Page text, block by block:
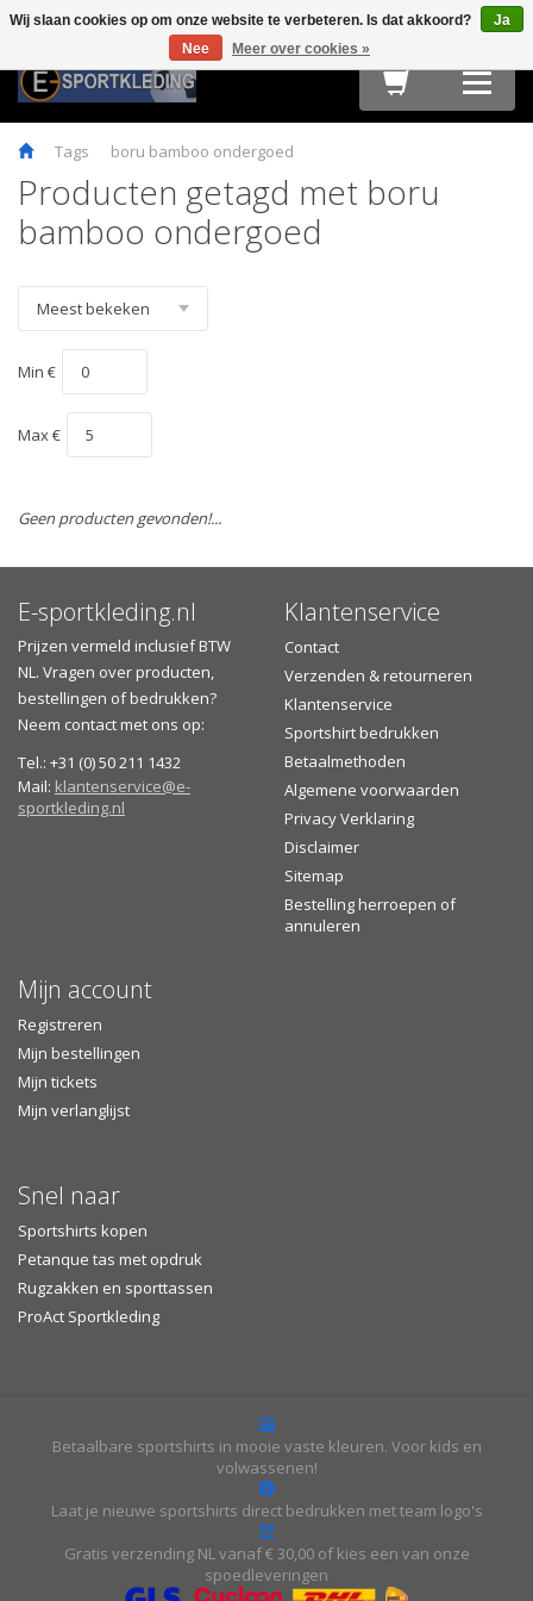
Terug
HARDLOOPKLEDING
Terug
TEAMWEAR
Terug
FIETSKLEDING
Terug
FITNESS
Terug
OUTDOOR
Terug
ACCESSOIRES
Terug
E-SPORT & GAMING
Terug
OBSTACLE RUN & BOOTCAMP
Terug
MAATTABELLEN
Tags boru bamboo ondergoed
Producten getagd met boru
bamboo ondergoed
Min €
Max €
Geen producten gevonden!...
E-sportkleding.nl
Prijzen vermeld inclusief BTW
NL. Vragen over producten,
bestellingen of bedrukken?
Neem contact met ons op:
Tel.: +31 (0) 50 211 1432
Mail: klantenservice@e-
sportkleding.nl
Klantenservice
Contact
Verzenden & retourneren
Klantenservice
Sportshirt bedrukken
Betaalmethoden
Algemene voorwaarden
Privacy Verklaring
Disclaimer
Sitemap
Bestelling herroepen of
annuleren
Mijn account
Registreren
Mijn bestellingen
Mijn tickets
Mijn verlanglijst
Snel naar
Sportshirts kopen
Petanque tas met opdruk
Rugzakken en sporttassen
ProAct Sportkleding
Betaalbare sportshirts in mooie vaste kleuren. Voor kids en
volwassenen!
Laat je nieuwe sportshirts direct bedrukken met team logo's
Gratis verzending NL vanaf € 30,00 of kies een van onze
spoedleveringen
Wij slaan cookies op om onze website te verbeteren. Is dat akkoord?
Ja
Nee
Meer over cookies »